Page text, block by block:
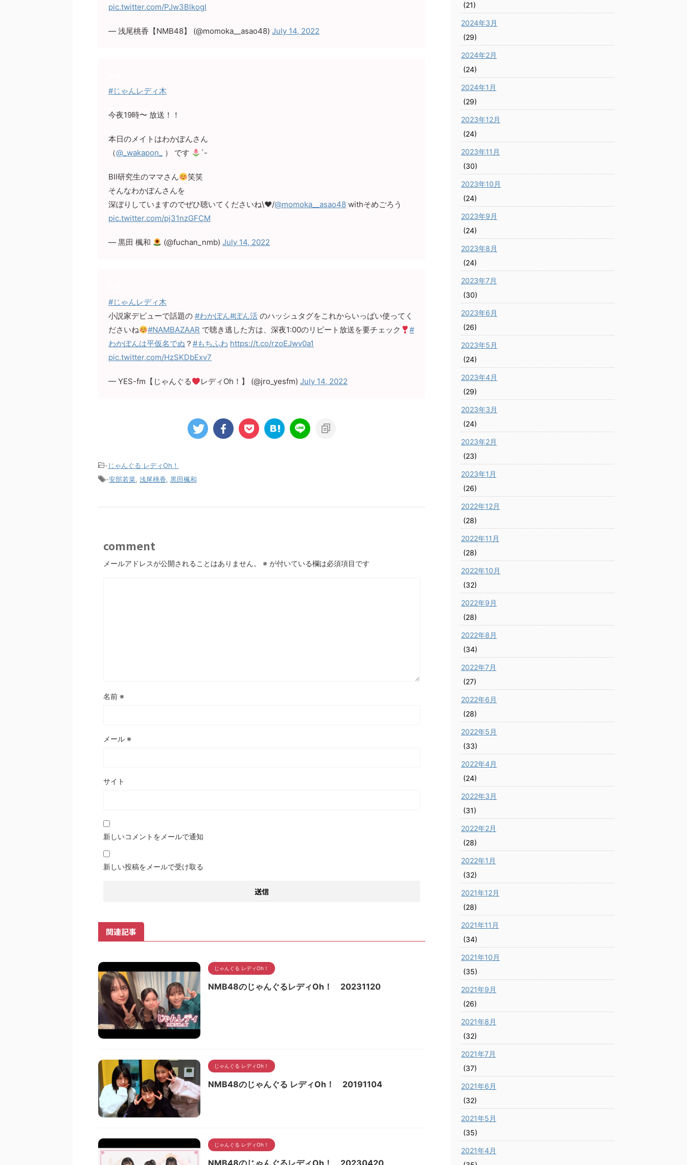
pic.twitter.com/PJw3Blkogl
— 浅尾桃香【NMB48】 (@momoka__asao48) July 14, 2022
#じゃんレディ木
今夜19時〜 放送！！
本日のメイトはわかぽんさん
（@_wakapon_ ） です ´-
BⅡ研究生のママさん
笑笑
そんなわかぽんさんを
深ぼりしていますのでぜひ聴いてくださいね\❤︎/@momoka__asao48 withそめごろう
pic.twitter.com/pj31nzGFCM
— 黒田 楓和 (@fuchan_nmb)July 14, 2022
#じゃんレディ木
小説家デビューで話題の #わかぽん#ぽん活 のハッシュタグをこれからいっぱい使ってく
ださいね
#NAMBAZAAR で聴き逃した方は、深夜1:00のリピート放送を要チェック
#
わかぽんは平仮名でぬ ？ #もちふわ https://t.co/rzoEJwv0a1
pic.twitter.com/HzSKDbExv7
— YES-fm【じゃんぐる レディOh！】 (@jro_yesfm)July 14, 2022
- じゃんぐる レディOh！
-安部若菜 浅尾桃香 黒田楓和
comment
メールアドレスが公開されることはありません。 ※ が付いている欄は必須項目です
名前 ※
メール ※
サイト
新しいコメントをメールで通知
新しい投稿をメールで受け取る
関連記事
じゃんぐる レディOh！
NMB48のじゃんぐるレディOh！ 20231120
じゃんぐる レディOh！
NMB48のじゃんぐる レディOh！ 20191104
じゃんぐる レディOh！
NMB48のじゃんぐるレディOh！ 20230420
(21)
2024年3月
(29)
2024年2月
(24)
2024年1月
(29)
2023年12月
(24)
2023年11月
(30)
2023年10月
(24)
2023年9月
(24)
2023年8月
(24)
2023年7月
(30)
2023年6月
(26)
2023年5月
(24)
2023年4月
(29)
2023年3月
(24)
2023年2月
(23)
2023年1月
(26)
2022年12月
(28)
2022年11月
(28)
2022年10月
(32)
2022年9月
(28)
2022年8月
(34)
2022年7月
(27)
2022年6月
(28)
2022年5月
(33)
2022年4月
(24)
2022年3月
(31)
2022年2月
(28)
2022年1月
(32)
2021年12月
(28)
2021年11月
(34)
2021年10月
(35)
2021年9月
(26)
2021年8月
(32)
2021年7月
(37)
2021年6月
(32)
2021年5月
(35)
2021年4月